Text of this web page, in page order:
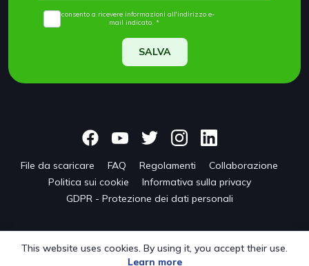
This website uses cookies. By using it, you accept their use.
Learn more
Acconsento a ricevere informazioni all'indirizzo e-
mail indicato. *
SALVA
File da scaricare FAQ Regolamenti
Collaborazione
Politica sui cookie
Informativa sulla privacy
GDPR - Protezione dei dati personali